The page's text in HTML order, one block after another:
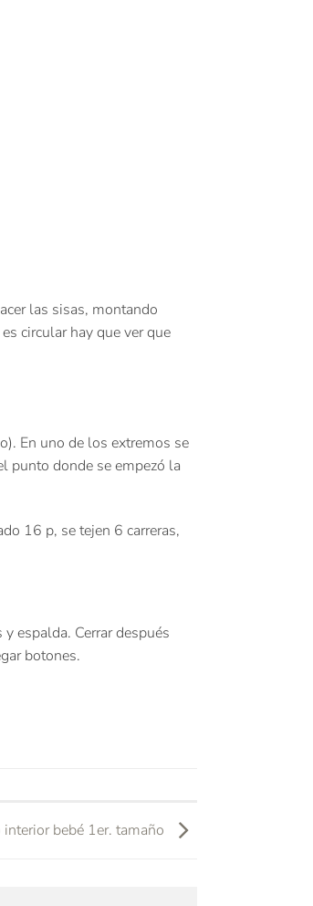
las sisas, montando
circular hay que ver que
En uno de los extremos se
punto donde se empezó la
16 p, se tejen 6 carreras,
espalda. Cerrar después
botones.
interior bebé 1er. tamaño